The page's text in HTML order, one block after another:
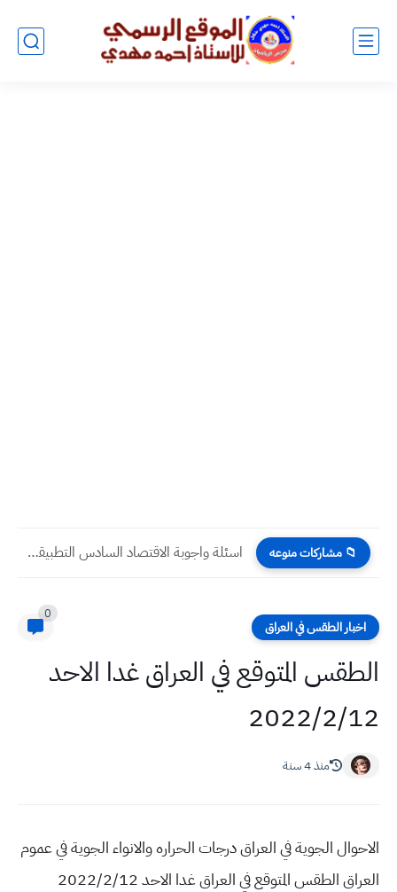
📁 مشاركات منوعه اسئلة واجوبة الاقتصاد السادس التطبيقي نصف السنة 2023
اخبار الطقس في العراق
0
الطقس المتوقع في العراق غدا الاحد
2022/2/12
منذ 4 سنة
الاحوال الجوية في العراق درجات الحراره والانواء الجوية في عموم
العراق الطقس المتوقع في العراق غدا الاحد 2022/2/12